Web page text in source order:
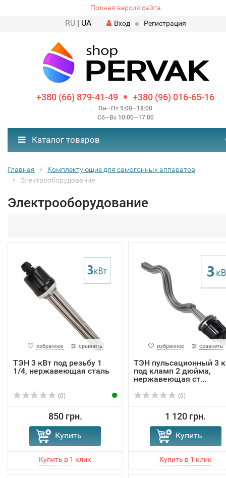
Полная версия сайта
RU| UA Вход Регистрация
+380 (66) 879-41-49 +380 (96) 016-65-16
Пн—Пт 9:00—18:00
Сб—Вс 10:00—17:00
Каталог товаров
Главная
Комплектующие для самогонных аппаратов
Электрооборудование
Электрооборудование
избранное сравнить
ТЭН 3 кВт под резьбу 1
1/4, нержавеющая сталь
(0)
850 грн.
Купить
избранное сравнить
ТЭН пульсационный 3
под кламп 2 дюйма,
нержавеющая ст...
(0)
1 120 грн.
Купить